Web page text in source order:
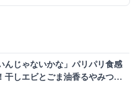
んじゃないかな」パリパリ食感
干しエビとごま油香るやみつき